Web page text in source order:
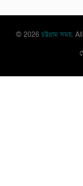
© 2026চট্টগ্রাম সময়.